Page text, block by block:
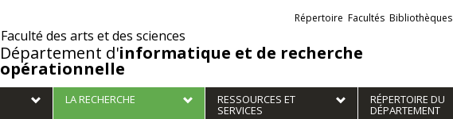
/Faculté des arts et des sciences
Département d'informatique et de recherche
opérationnelle
Liens
externes
Répertoire Facultés Bibliothèques
LA RECHERCHE RESSOURCES ET
SERVICES
RÉPERTOIRE DU
DÉPARTEMENT